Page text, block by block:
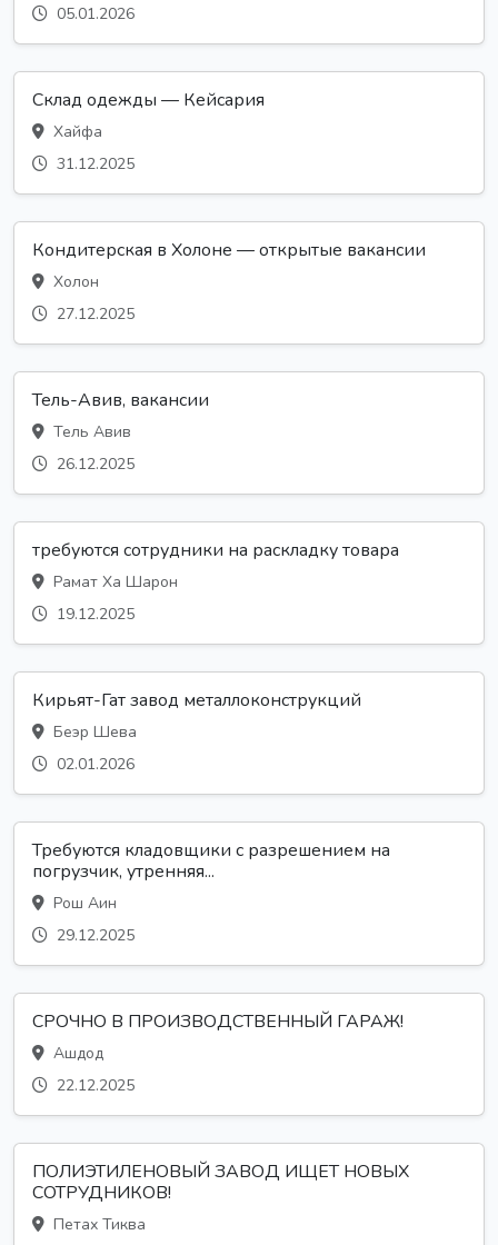
05.01.2026
Склад одежды — Кейсария
Хайфа
31.12.2025
Кондитерская в Холоне — открытые вакансии
Холон
27.12.2025
Тель-Авив, вакансии
Тель Авив
26.12.2025
требуются сотрудники на раскладку товара
Рамат Ха Шарон
19.12.2025
Кирьят-Гат завод металлоконструкций
Беэр Шева
02.01.2026
Требуются кладовщики с разрешением на
погрузчик, утренняя...
Рош Аин
29.12.2025
СРОЧНО В ПРОИЗВОДСТВЕННЫЙ ГАРАЖ!
Ашдод
22.12.2025
ПОЛИЭТИЛЕНОВЫЙ ЗАВОД ИЩЕТ НОВЫХ
СОТРУДНИКОВ!
Петах Тиква